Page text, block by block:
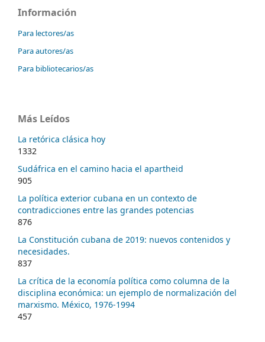
Información
Para lectores/as
Para autores/as
Para bibliotecarios/as
Más Leídos
La retórica clásica hoy
1332
Sudáfrica en el camino hacia el apartheid
905
La política exterior cubana en un contexto de
contradicciones entre las grandes potencias
876
La Constitución cubana de 2019: nuevos contenidos y
necesidades.
837
La crítica de la economía política como columna de la
disciplina económica: un ejemplo de normalización del
marxismo. México, 1976-1994
457